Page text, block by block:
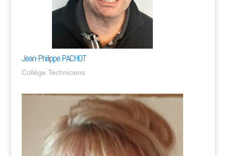
Jean-Philippe PACHOT
Collège Techniciens